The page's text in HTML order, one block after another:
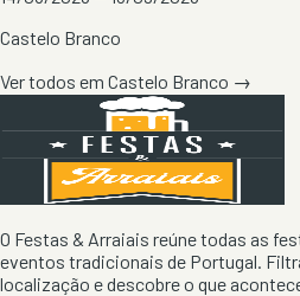
Castelo Branco
Ver todos em Castelo Branco →
O Festas & Arraiais reúne todas as
eventos tradicionais de Portugal.
localização e descobre o que